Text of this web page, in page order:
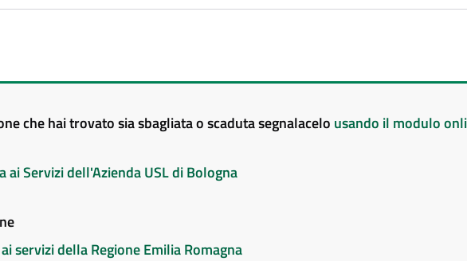
che hai trovato sia sbagliata o scaduta segnalacelo usando il modulo
ai Servizi dell'Azienda USL di Bologna
servizi della Regione Emilia Romagna